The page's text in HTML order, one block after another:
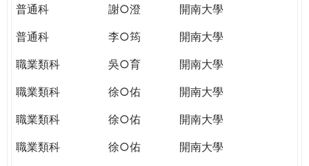
普通科
謝○澄
開南大學
普通科
李○筠
開南大學
職業類科
吳○育
開南大學
職業類科
徐○佑
開南大學
職業類科
徐○佑
開南大學
職業類科
徐○佑
開南大學